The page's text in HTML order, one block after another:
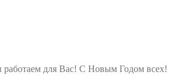
для Вас! С Новым Годом всех!